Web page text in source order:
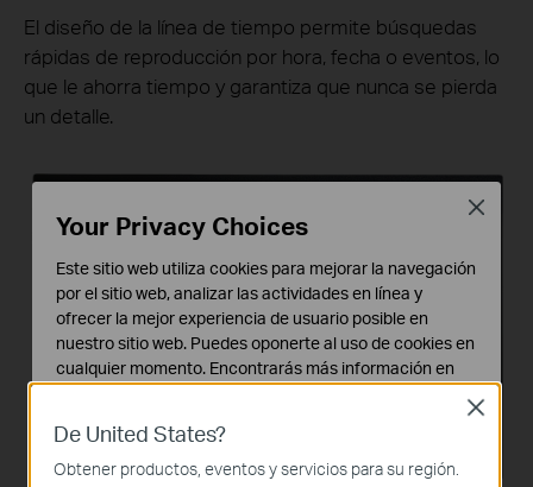
El diseño de la línea de tiempo permite búsquedas
rápidas de reproducción por hora, fecha o eventos, lo
que le ahorra tiempo y garantiza que nunca se pierda
un detalle.
De United States?
Obtener productos, eventos y servicios para su región.
Close
Your Privacy Choices
Este sitio web utiliza cookies para mejorar la navegación
por el sitio web, analizar las actividades en línea y
ofrecer la mejor experiencia de usuario posible en
nuestro sitio web. Puedes oponerte al uso de cookies en
cualquier momento. Encontrarás más información en
Cookies Básicas
Estas cookies son necesarias para el funcionamiento
Close